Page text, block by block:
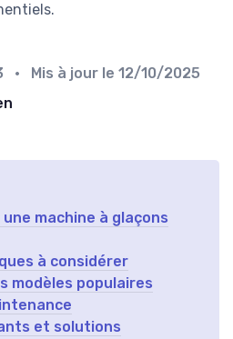
• Mis à jour le 12/10/2025
machine à glaçons
à considérer
modèles populaires
et solutions